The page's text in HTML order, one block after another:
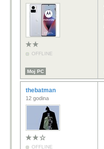
OFFLINE
Moj PC
thebatman
12 godina
OFFLINE